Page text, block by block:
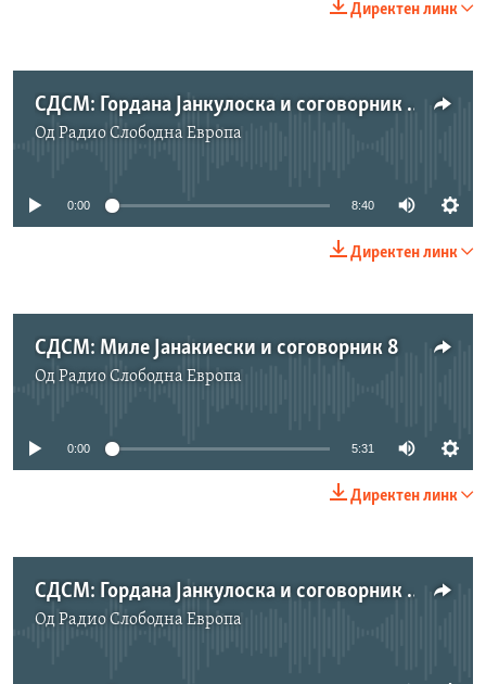
Директен линк
СДСМ: Гордана Јанкулоска и соговорник 4
ОдРадио Слободна Eвропа
No media source currently available
0:00 8:40
Директен линк
СДСМ: Миле Јанакиески и соговорник 8
ОдРадио Слободна Eвропа
No media source currently available
0:00 5:31
Директен линк
СДСМ: Гордана Јанкулоска и соговорник 3
ОдРадио Слободна Eвропа
No media source currently available